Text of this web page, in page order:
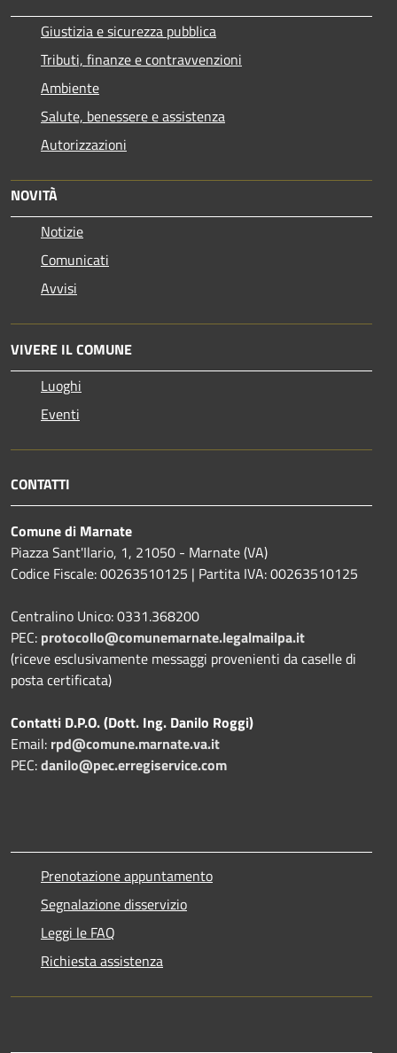
Giustizia e sicurezza pubblica
Tributi, finanze e contravvenzioni
Ambiente
Salute, benessere e assistenza
Autorizzazioni
NOVITÀ
Notizie
Comunicati
Avvisi
VIVERE IL COMUNE
Luoghi
Eventi
CONTATTI
Comune di Marnate
Piazza Sant'Ilario, 1, 21050 - Marnate (VA)
Codice Fiscale: 00263510125 | Partita IVA: 00263510125
Centralino Unico: 0331.368200
PEC: protocollo@comunemarnate.legalmailpa.it
(riceve esclusivamente messaggi provenienti da caselle di
posta certificata)
Contatti D.P.O. (Dott. Ing. Danilo Roggi)
Email: rpd@comune.marnate.va.it
PEC:danilo@pec.erregiservice.com
Prenotazione appuntamento
Segnalazione disservizio
Leggi le FAQ
Richiesta assistenza